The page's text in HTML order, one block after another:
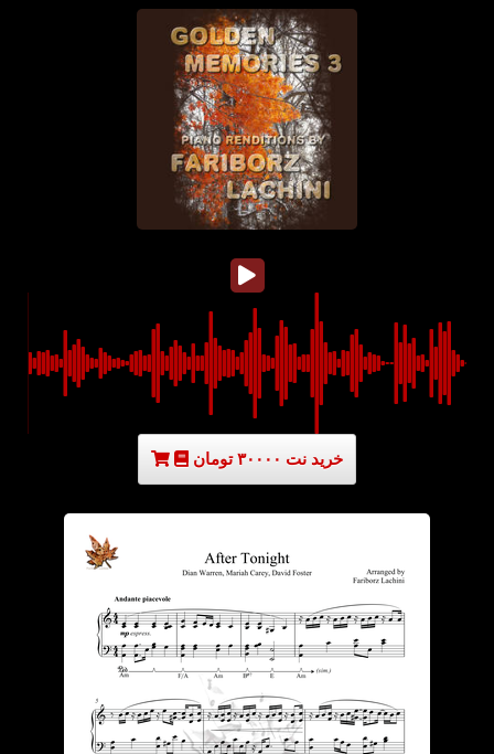
خرید نت ۳۰۰۰۰ تومان